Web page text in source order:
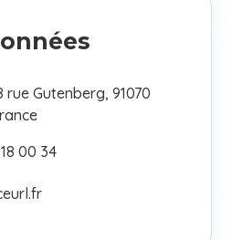
rue Gutenberg, 91070
00 34